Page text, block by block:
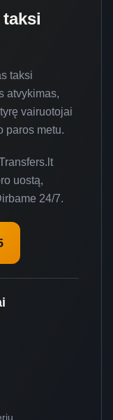
taksi
atvykimas,
vairuotojai
paros metu.
uostą,
24/7.